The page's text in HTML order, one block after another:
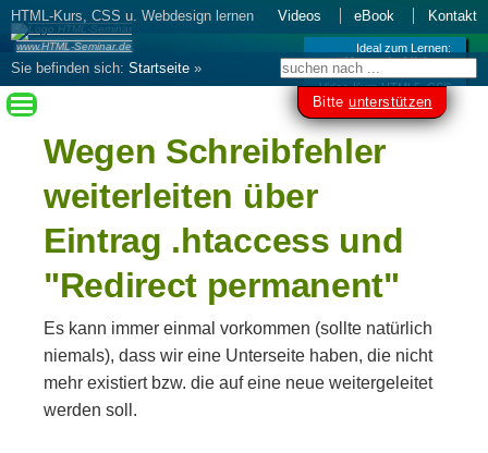
www.HTML-Seminar.de Ideal zum Lernen:
Kurs als Videos
Video-Kurs HTML5, CSS
HTML-Kurs, CSS u. Webdesign lernen Videos eBook Kontakt
Sie befinden sich: Startseite »
Suchmaschinenoptimierung – SEO
wegen Schreibfehler weiterleiten
Wegen Schreibfehler
weiterleiten über
Eintrag .htaccess und
"Redirect permanent"
Es kann immer einmal vorkommen (sollte natürlich
niemals), dass wir eine Unterseite haben, die nicht
mehr existiert bzw. die auf eine neue weitergeleitet
werden soll.
Bitteunterstützen